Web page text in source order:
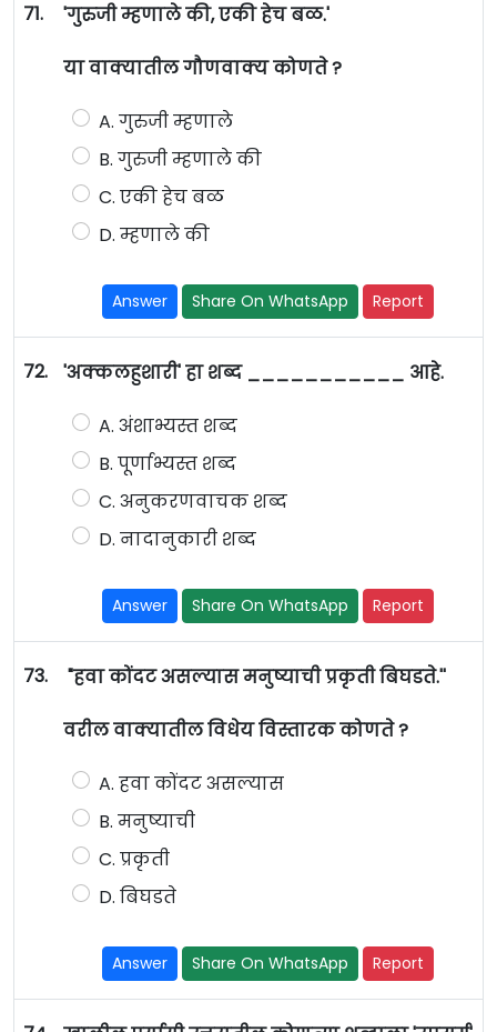
71. 'गुरुजी म्हणाले की, एकी हेच बळ.'
या वाक्यातील गौणवाक्य कोणते ?
A. गुरुजी म्हणाले
B. गुरुजी म्हणाले की
C. एकी हेच बळ
D. म्हणाले की
Answer Share On WhatsApp Report
72. 'अक्कलहुशारी' हा शब्द ___________ आहे.
A. अंशाभ्यस्त शब्द
B. पूर्णाभ्यस्त शब्द
C. अनुकरणवाचक शब्द
D. नादानुकारी शब्द
Answer Share On WhatsApp Report
73. "हवा कोंदट असल्यास मनुष्याची प्रकृती बिघडते.''
वरील वाक्यातील विधेय विस्तारक कोणते ?
A. हवा कोंदट असल्यास
B. मनुष्याची
C. प्रकृती
D. बिघडते
Answer Share On WhatsApp Report